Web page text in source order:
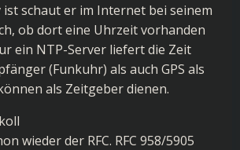
schaut er im Internet bei seinem
ob dort eine Uhrzeit vorhanden
ein NTP-Server liefert die Zeit
(Funkuhr) als auch GPS als
als Zeitgeber dienen.
wieder der RFC. RFC 958/5905